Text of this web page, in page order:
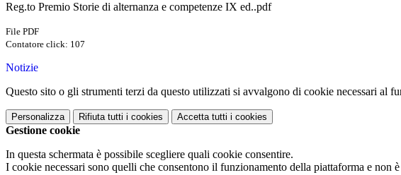
Reg.to Premio Storie di alternanza e competenze IX ed..pdf
File PDF
Contatore click: 107
Notizie
Questo sito o gli strumenti terzi da questo utilizzati si avvalgono di cookie necessari al
Personalizza Rifiuta tutti i cookies Accetta tutti i cookies
Gestione cookie
In questa schermata è possibile scegliere quali cookie consentire.
I cookie necessari sono quelli che consentono il funzionamento della piattaforma e non